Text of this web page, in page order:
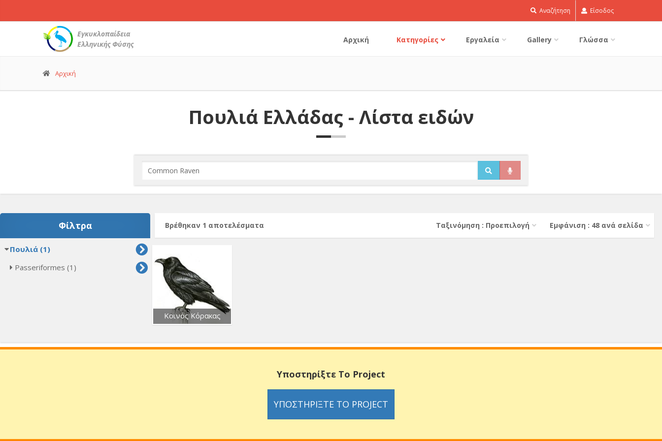
Αναζήτηση Είσοδος
Εγκυκλοπαίδεια
Ελληνικής Φύσης
Αρχική Κατηγορίες Εργαλεία Gallery Γλώσσα
Αρχική
Πουλιά Ελλάδας - Λίστα ειδών
Φίλτρα
Πουλιά (1)
Passeriformes (1)
Βρέθηκαν 1 αποτελέσματα Εμφάνιση : 48 ανά σελίδα
Тαξινόμηση : Προεπιλογή
Κοινός Κόρακας
Υποστηρίξτε Το Project
ΥΠΟΣΤΗΡΊΞΤΕ ΤΟ PROJECT